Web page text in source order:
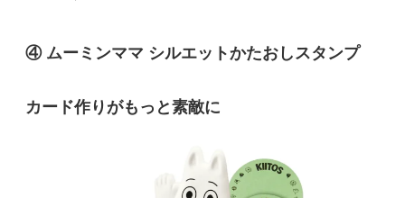
④ ムーミンママ シルエットかたおしスタンプ
カード作りがもっと素敵に